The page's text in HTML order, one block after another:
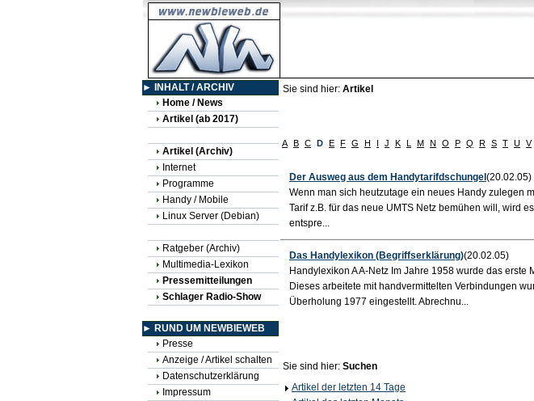
► INHALT / ARCHIV
Home / News
Artikel (ab 2017)
Artikel (Archiv)
Internet
Programme
Handy / Mobile
Linux Server (Debian)
Ratgeber (Archiv)
Multimedia-Lexikon
Pressemitteilungen
Schlager Radio-Show
► RUND UM NEWBIEWEB
Presse
Anzeige / Artikel schalten
Datenschutzerklärung
Impressum
Sie sind hier: Artikel
A B C D E F G H I J K L M N O P Q R S T U V
Der Ausweg aus dem Handytarifdschungel (20.02.05)
Wenn man sich heutzutage ein neues Handy zulegen
Tarif z.B. für das neue UMTS Netz bemühen will, wird
entspre...
Das Handylexikon (Begriffserklärung)(20.02.05)
Handylexikon A A-Netz Im Jahre 1958 wurde das
Dieses arbeitete mit handvermittelten Verbindungen
Überholung 1977 eingestellt. Abrechnu...
Sie sind hier: Suchen
Artikel der letzten 14 Tage